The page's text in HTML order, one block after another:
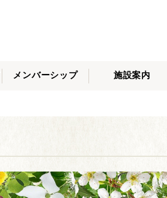
メンバーシップ 施設案内